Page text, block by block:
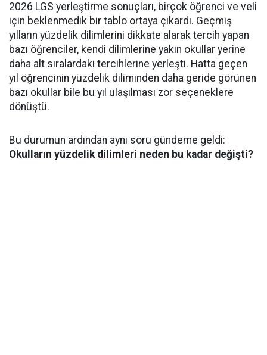
2026 LGS yerleştirme sonuçları, birçok öğrenci ve veli
için beklenmedik bir tablo ortaya çıkardı. Geçmiş
yılların yüzdelik dilimlerini dikkate alarak tercih yapan
bazı öğrenciler, kendi dilimlerine yakın okullar yerine
daha alt sıralardaki tercihlerine yerleşti. Hatta geçen
yıl öğrencinin yüzdelik diliminden daha geride görünen
bazı okullar bile bu yıl ulaşılması zor seçeneklere
dönüştü.
Bu durumun ardından aynı soru gündeme geldi:
Okulların yüzdelik dilimleri neden bu kadar değişti?